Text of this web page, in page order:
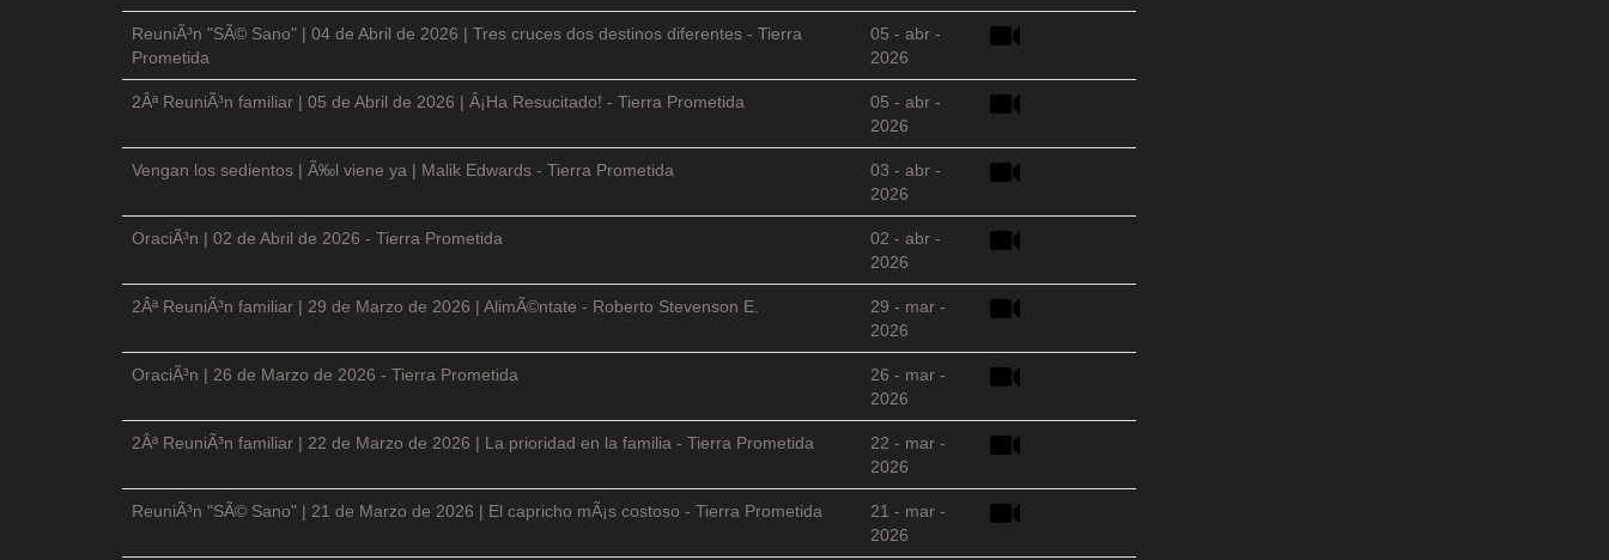
ReuniÃ³n "SÃ© Sano" | 04 de Abril de 2026 | Tres cruces dos destinos diferentes - Tierra
Prometida
05 - abr -
2026
2Âª ReuniÃ³n familiar | 05 de Abril de 2026 | Â¡Ha Resucitado! - Tierra Prometida
05 - abr -
2026
Vengan los sedientos | Ã‰l viene ya | Malik Edwards - Tierra Prometida
03 - abr -
2026
OraciÃ³n | 02 de Abril de 2026 - Tierra Prometida
02 - abr -
2026
2Âª ReuniÃ³n familiar | 29 de Marzo de 2026 | AlimÃ©ntate - Roberto Stevenson E.
29 - mar -
2026
OraciÃ³n | 26 de Marzo de 2026 - Tierra Prometida
26 - mar -
2026
2Âª ReuniÃ³n familiar | 22 de Marzo de 2026 | La prioridad en la familia - Tierra Prometida
22 - mar -
2026
ReuniÃ³n "SÃ© Sano" | 21 de Marzo de 2026 | El capricho mÃ¡s costoso - Tierra Prometida
21 - mar -
2026